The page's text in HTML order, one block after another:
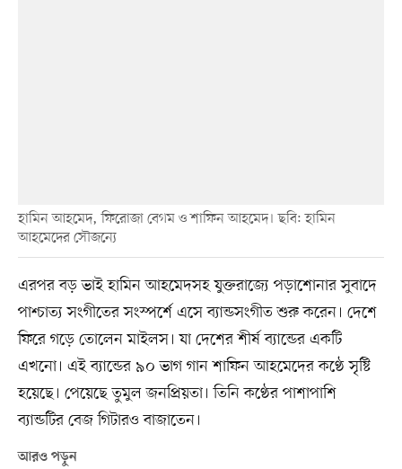
হামিন আহমেদ, ফিরোজা বেগম ও শাফিন আহমেদ। ছবি: হামিন
আহমেদের সৌজন্যে
এরপর বড় ভাই হামিন আহমেদসহ যুক্তরাজ্যে পড়াশোনার সুবাদে
পাশ্চাত্য সংগীতের সংস্পর্শে এসে ব্যান্ডসংগীত শুরু করেন। দেশে
ফিরে গড়ে তোলেন মাইলস। যা দেশের শীর্ষ ব্যান্ডের একটি
এখনো। এই ব্যান্ডের ৯০ ভাগ গান শাফিন আহমেদের কণ্ঠে সৃষ্টি
হয়েছে। পেয়েছে তুমুল জনপ্রিয়তা। তিনি কণ্ঠের পাশাপাশি
ব্যান্ডটির বেজ গিটারও বাজাতেন।
আরও পড়ুন